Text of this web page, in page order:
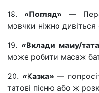
18. «Погляд» —
мовчки ніжно
19. «Вклади маму/
може робити масаж
20. «Казка»—
татові пісню або ж